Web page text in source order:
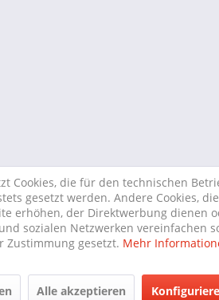
Cookies, die für den technischen
gesetzt werden. Andere Cookies,
erhöhen, der Direktwerbung dienen
sozialen Netzwerken vereinfachen
Zustimmung gesetzt. Mehr
Alle akzeptieren